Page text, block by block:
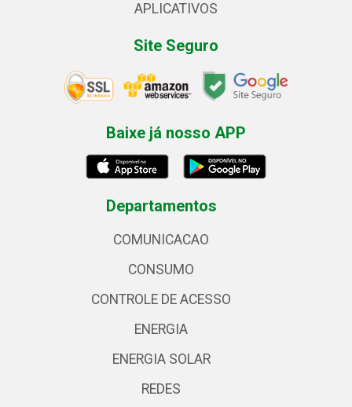
APLICATIVOS
Site Seguro
Baixe já nosso APP
Departamentos
COMUNICACAO
CONSUMO
CONTROLE DE ACESSO
ENERGIA
ENERGIA SOLAR
REDES